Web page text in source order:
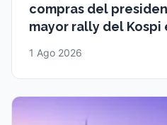
compras del
mayor rally del Kospi
1 Ago 2026